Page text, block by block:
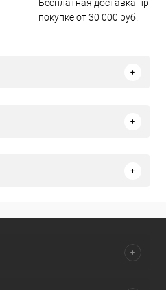
Бесплатная доставка при
покупке от 30 000 руб.